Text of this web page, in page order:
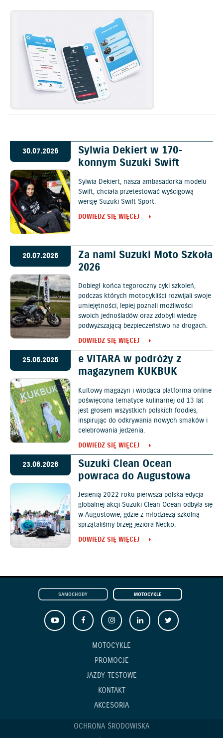
30.07.2026
Sylwia Dekiert w 170-
konnym Suzuki Swift
Sylwia Dekiert, nasza ambasadorka modelu
Swift, chciała przetestować wyścigową
wersję Suzuki Swift Sport.
DOWIEDZ SIĘ WIĘCEJ
20.07.2026
Za nami Suzuki Moto Szkoła
2026
Dobiegł końca tegoroczny cykl szkoleń,
podczas których motocykliści rozwijali swoje
umiejętności, lepiej poznali możliwości
swoich jednośladów oraz zdobyli wiedzę
podwyższającą bezpieczeństwo na drogach.
DOWIEDZ SIĘ WIĘCEJ
25.06.2026
e VITARA w podróży z
magazynem KUKBUK
Kultowy magazyn i wiodąca platforma online
poświęcona tematyce kulinarnej od 13 lat
jest głosem wszystkich polskich foodies,
inspirując do odkrywania nowych smaków i
celebrowania jedzenia.
DOWIEDZ SIĘ WIĘCEJ
23.06.2026
Suzuki Clean Ocean
powraca do Augustowa
Jesienią 2022 roku pierwsza polska edycja
globalnej akcji Suzuki Clean Ocean odbyła się
w Augustowie, gdzie z młodzieżą szkolną
sprzątaliśmy brzeg jeziora Necko.
DOWIEDZ SIĘ WIĘCEJ
SAMOCHODY MOTOCYKLE
MOTOCYKLE
PROMOCJE
JAZDY TESTOWE
KONTAKT
AKCESORIA
OCHRONA ŚRODOWISKA